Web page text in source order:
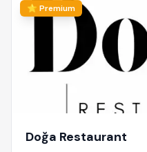
⭐ Premium
Doğa Restaurant